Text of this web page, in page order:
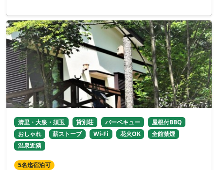
清里・大泉・須玉 貸別荘 バーベキュー
屋根付BBQ
おしゃれ
薪ストーブ Wi-Fi 花火OK
全館禁煙
温泉近隣
5名迄宿泊可